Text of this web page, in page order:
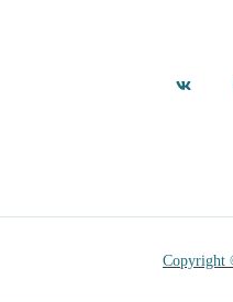
Copyright